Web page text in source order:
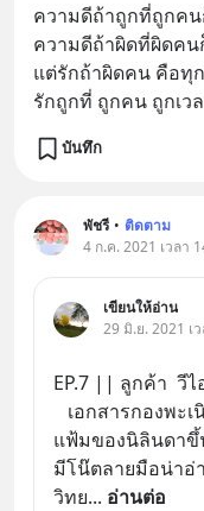
ความดีถ้าถูกที่ถูกคน
ความดีถ้าผิดที่ผิดคน
แต่รักถ้าผิดคน คือทุ
รักถูกที่ ถูกคน ถูกเว
บันทึก
พัชรี • ติดตาม
4 ก.ค. 2021 เวลา
เขียนให้อ่าน
29 มิ.ย. 2021 เ
EP.7 || ลูกค้า  วีไ
แฟ้มของนิลินดา
มีโน๊ตลายมือน่า
วิทย... อ่านต่อ